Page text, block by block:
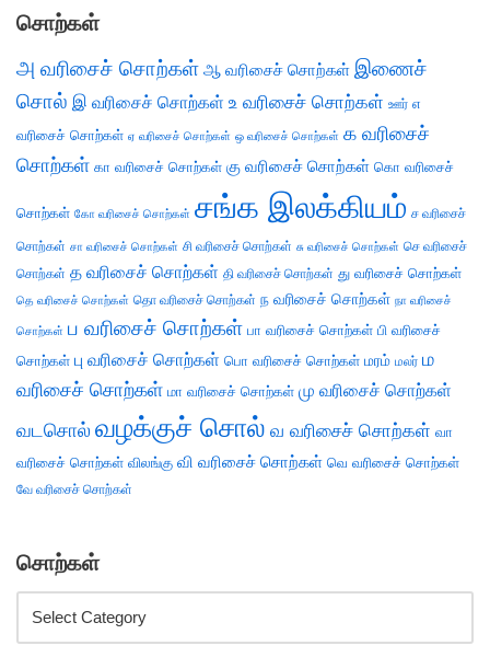
சொற்கள்
அ வரிசைச் சொற்கள் ஆ வரிசைச் சொற்கள் இணைச்
சொல் இ வரிசைச் சொற்கள் உ வரிசைச் சொற்கள் ஊர் எ
வரிசைச் சொற்கள் ஏ வரிசைச் சொற்கள் ஒ வரிசைச் சொற்கள் க வரிசைச்
சொற்கள் கா வரிசைச் சொற்கள் கு வரிசைச் சொற்கள் கொ வரிசைச்
சொற்கள் கோ வரிசைச் சொற்கள் சங்க இலக்கியம் ச வரிசைச்
சொற்கள் சா வரிசைச் சொற்கள் சி வரிசைச் சொற்கள் சு வரிசைச் சொற்கள் செ வரிசைச்
சொற்கள் த வரிசைச் சொற்கள் தி வரிசைச் சொற்கள் து வரிசைச் சொற்கள்
தெ வரிசைச் சொற்கள் தொ வரிசைச் சொற்கள் ந வரிசைச் சொற்கள் நா வரிசைச்
சொற்கள் ப வரிசைச் சொற்கள் பா வரிசைச் சொற்கள் பி வரிசைச்
சொற்கள் பு வரிசைச் சொற்கள் பொ வரிசைச் சொற்கள் மரம் மலர் ம
வரிசைச் சொற்கள் மா வரிசைச் சொற்கள் மு வரிசைச் சொற்கள்
வடசொல் வழக்குச் சொல் வ வரிசைச் சொற்கள் வா
வரிசைச் சொற்கள் விலங்கு வி வரிசைச் சொற்கள் வெ வரிசைச் சொற்கள்
வே வரிசைச் சொற்கள்
சொற்கள்